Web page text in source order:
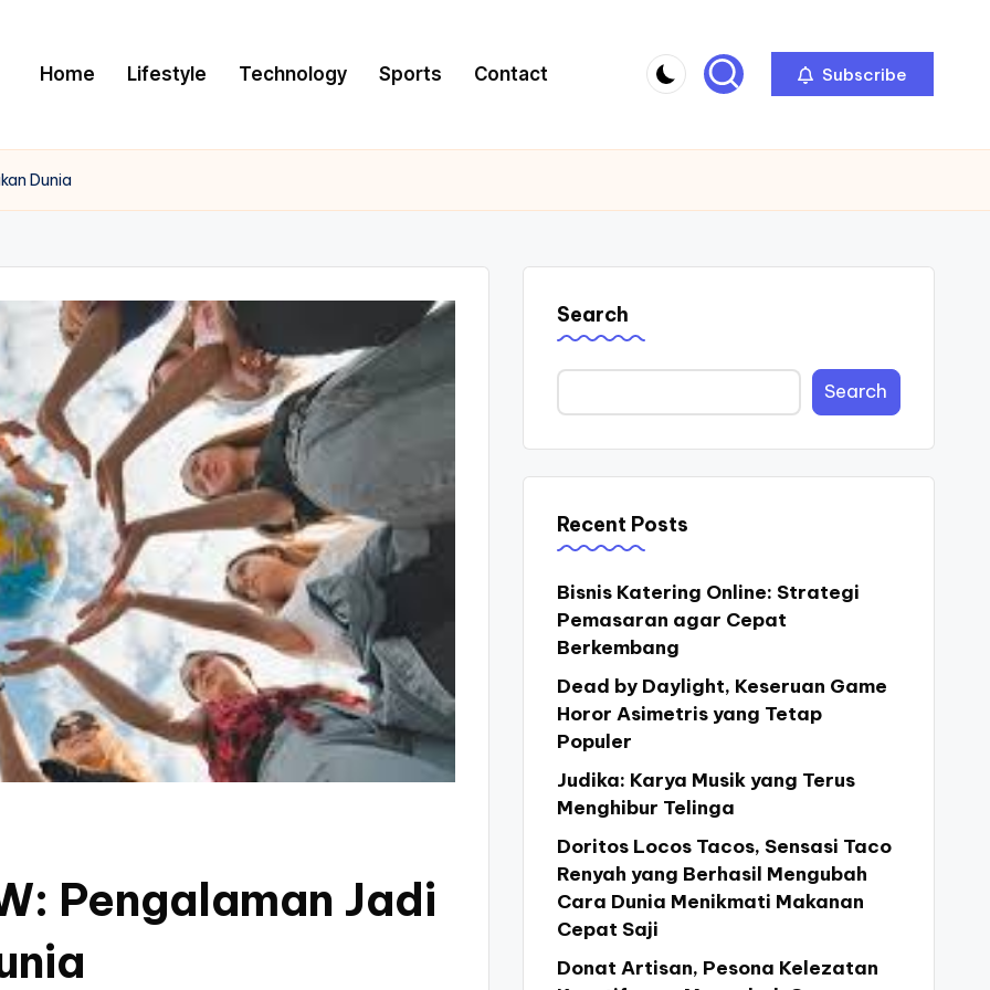
Home Lifestyle Technology Sports Contact Subscribe
Dunia
Pengalaman Jadi
Search
Search
Recent Posts
Bisnis Katering Online: Strategi
Pemasaran agar Cepat
Berkembang
Dead by Daylight, Keseruan Game
Horor Asimetris yang Tetap
Populer
Judika: Karya Musik yang Terus
Menghibur Telinga
Doritos Locos Tacos, Sensasi Taco
Renyah yang Berhasil Mengubah
Cara Dunia Menikmati Makanan
Cepat Saji
Donat Artisan, Pesona Kelezatan